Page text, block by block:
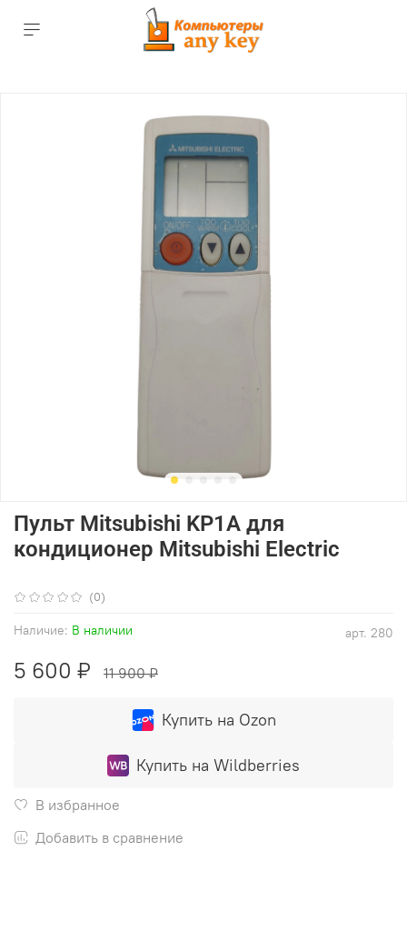
(0)
арт. 280
Наличие: В наличии
Пульт Mitsubishi KP1A для
кондиционер Mitsubishi Electric
5 600 ₽ 11 900 ₽
Купить на Ozon
Купить на Wildberries
В избранное
Добавить в сравнение